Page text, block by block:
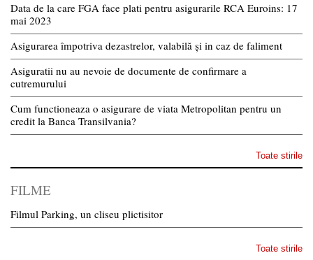
Data de la care FGA face plati pentru asigurarile RCA Euroins: 17
mai 2023
Asigurarea împotriva dezastrelor, valabilă și in caz de faliment
Asiguratii nu au nevoie de documente de confirmare a
cutremurului
Cum functioneaza o asigurare de viata Metropolitan pentru un
credit la Banca Transilvania?
Toate stirile
FILME
Filmul Parking, un cliseu plictisitor
Toate stirile